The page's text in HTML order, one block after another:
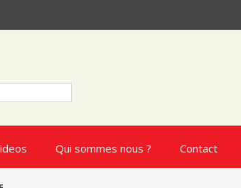
Qui sommes nous ? Contact